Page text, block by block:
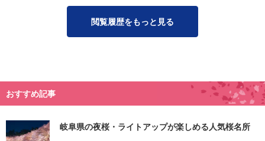
閲覧履歴をもっと見る
おすすめ記事
岐阜県の夜桜・ライトアップが楽しめる人気桜名所